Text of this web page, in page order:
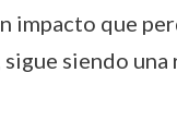
impacto que
siendo